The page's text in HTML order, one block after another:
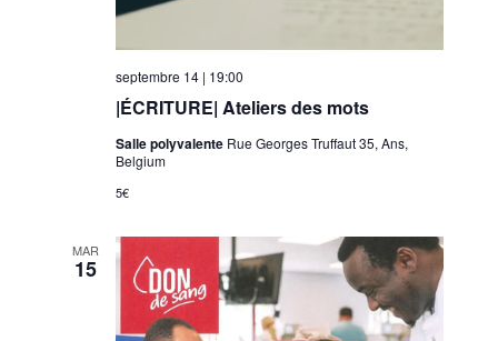
|ÉCRITURE| Ateliers des mots
septembre 14 | 19:00
Salle polyvalente Rue Georges Truffaut 35, Ans,
Belgium
5€
MAR
15